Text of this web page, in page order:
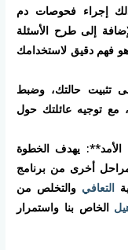
إجراء فحوصات دم
إلى طرح الأسئلة
فهم دقيق لاستخدامك
تثبيت حالتك، وضبط
مع توجيه عائلتك حول
الأمد**: يهدف الخطوة
أخرى من برنامج
التعافي والتخلص من
الخاص بنا واستمرار